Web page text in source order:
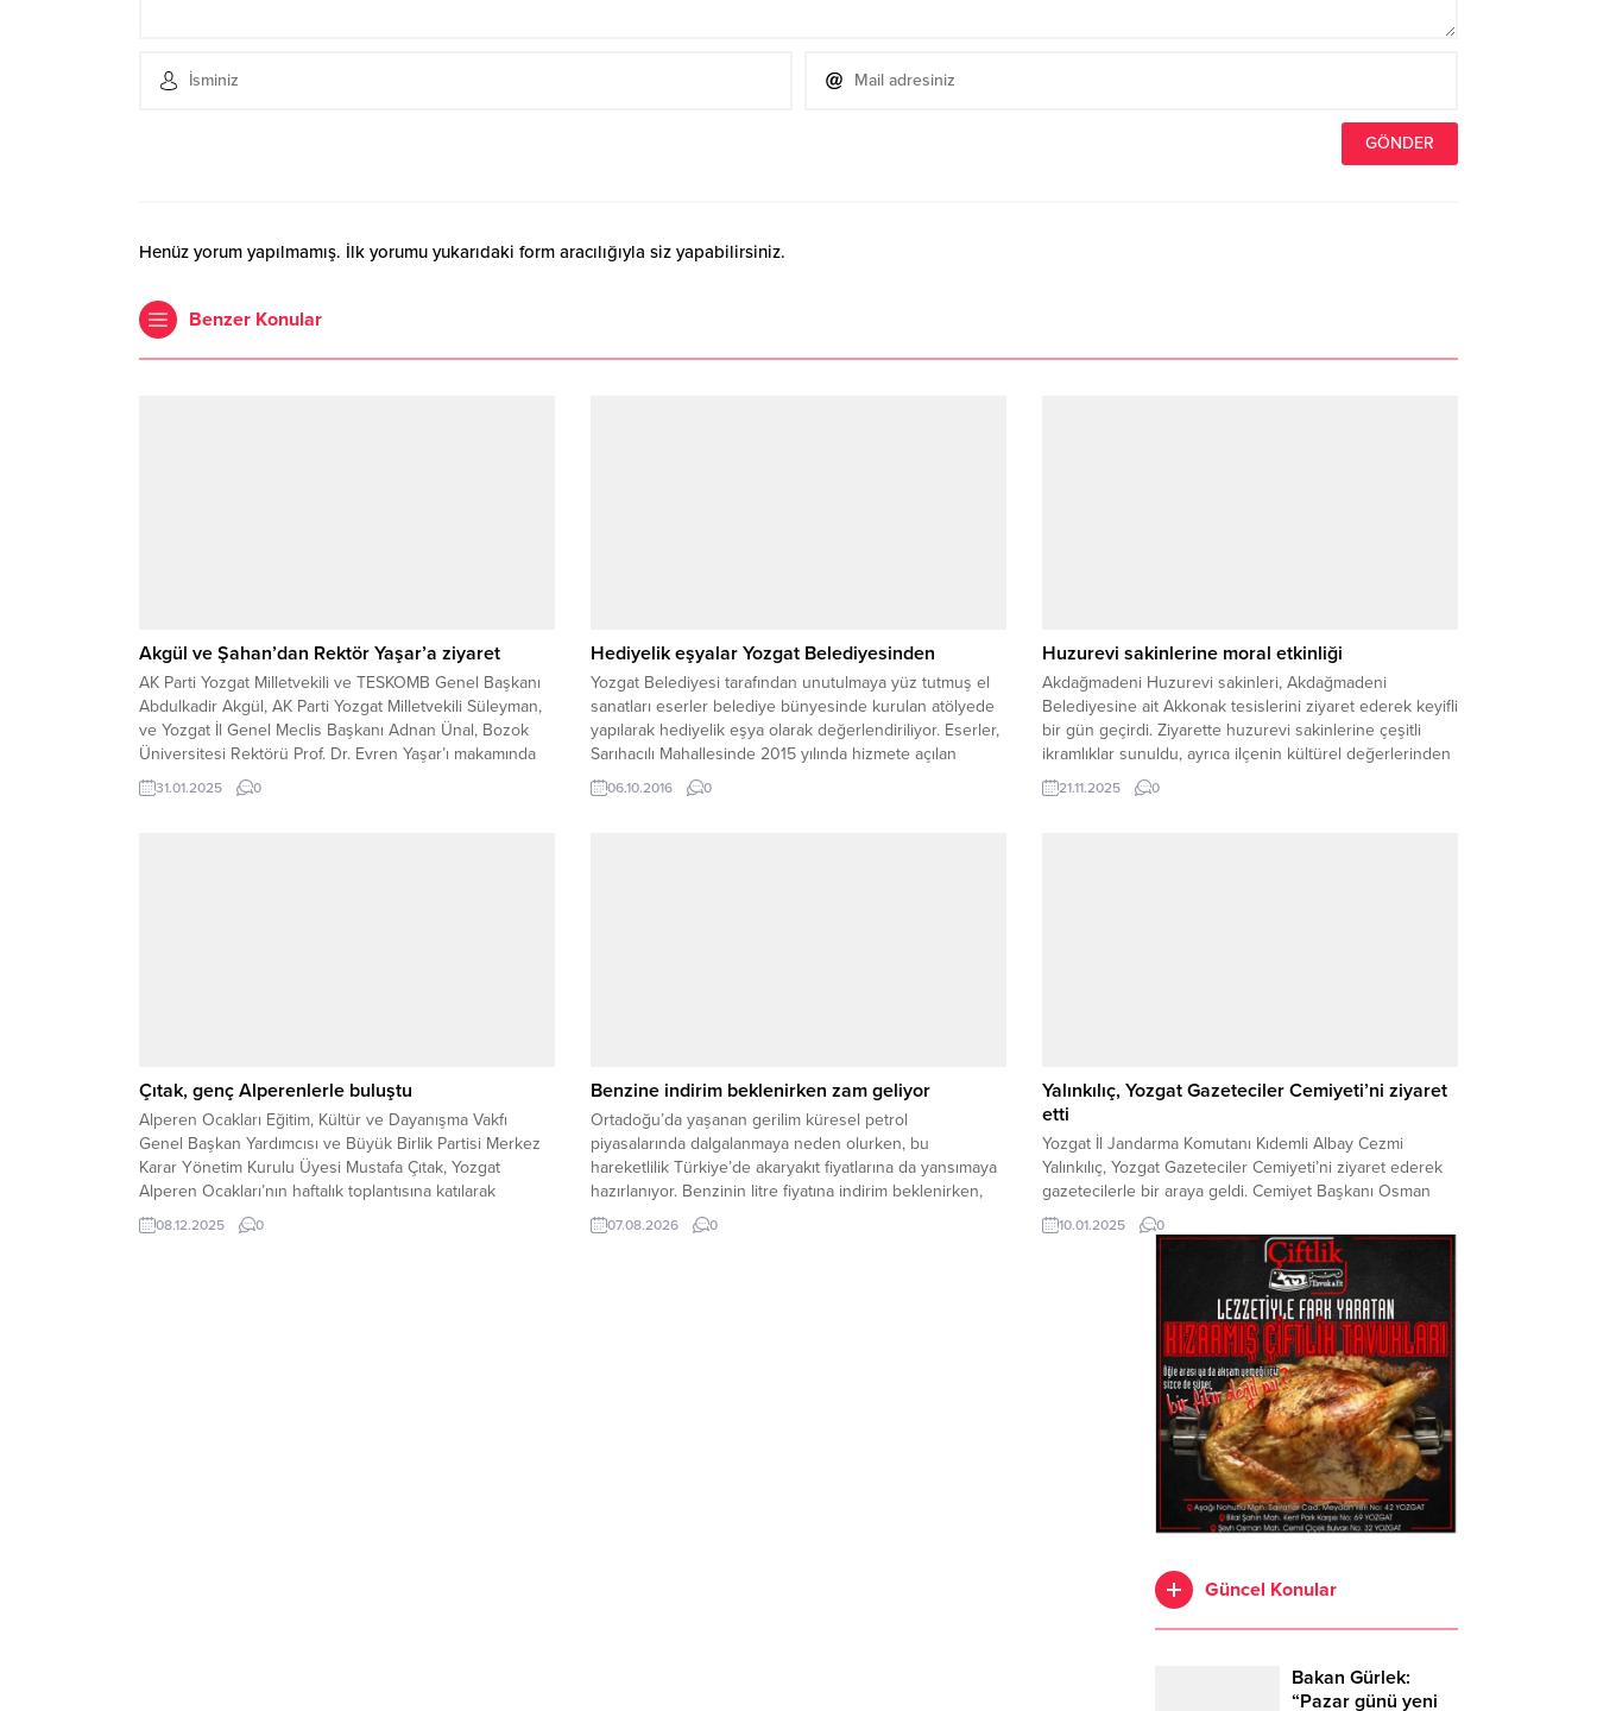
Henüz yorum yapılmamış. İlk yorumu yukarıdaki form aracılığıyla siz yapabilirsiniz.
Benzer Konular
Akgül ve Şahan’dan Rektör Yaşar’a ziyaret
AK Parti Yozgat Milletvekili ve TESKOMB Genel Başkanı
Abdulkadir Akgül, AK Parti Yozgat Milletvekili Süleyman,
ve Yozgat İl Genel Meclis Başkanı Adnan Ünal, Bozok
Üniversitesi Rektörü Prof. Dr. Evren Yaşar’ı makamında
ziyaret etti. Ziyarette; Yozgat’ın eğitim alanındaki
gelişmeleri ve üniversitenin geleceği hakkında görüş
31.01.2025 0
Hediyelik eşyalar Yozgat Belediyesinden
Yozgat Belediyesi tarafından unutulmaya yüz tutmuş el
sanatları eserler belediye bünyesinde kurulan atölyede
yapılarak hediyelik eşya olarak değerlendiriliyor. Eserler,
Sarıhacılı Mahallesinde 2015 yılında hizmete açılan
Yöresel Ürünler Hediyelik Eşya ve Kahvaltı salonunda
sergilenerek satışa sunuluyor. Belediye Başkan
06.10.2016 0
Huzurevi sakinlerine moral etkinliği
Akdağmadeni Huzurevi sakinleri, Akdağmadeni
Belediyesine ait Akkonak tesislerini ziyaret ederek keyifli
bir gün geçirdi. Ziyarette huzurevi sakinlerine çeşitli
ikramlıklar sunuldu, ayrıca ilçenin kültürel değerlerinden
biri olan meşhur Akdağmadeni salebi de misafirlere
ikram edildi. Tarihi dokusuyla ilçenin önemli değerleri
21.11.2025 0
Çıtak, genç Alperenlerle buluştu
Alperen Ocakları Eğitim, Kültür ve Dayanışma Vakfı
Genel Başkan Yardımcısı ve Büyük Birlik Partisi Merkez
Karar Yönetim Kurulu Üyesi Mustafa Çıtak, Yozgat
Alperen Ocakları’nın haftalık toplantısına katılarak
gençlerle bir araya geldi. Toplantıya; Alperen Ocakları
Yozgat İl Başkanı Musa Seyda Şahin ve genç alperenler
08.12.2025 0
Benzine indirim beklenirken zam geliyor
Ortadoğu’da yaşanan gerilim küresel petrol
piyasalarında dalgalanmaya neden olurken, bu
hareketlilik Türkiye’de akaryakıt fiyatlarına da yansımaya
hazırlanıyor. Benzinin litre fiyatına indirim beklenirken,
fiyatlarda artış yapılması öngörülüyor. İran’ın Keşm
Adası’na yönelik saldırı iddialarının ardından bölgede
07.08.2026 0
Yalınkılıç, Yozgat Gazeteciler Cemiyeti’ni ziyaret
etti
Yozgat İl Jandarma Komutanı Kıdemli Albay Cezmi
Yalınkılıç, Yozgat Gazeteciler Cemiyeti’ni ziyaret ederek
gazetecilerle bir araya geldi. Cemiyet Başkanı Osman
Hakan Kiracı’nın il dışında olması nedeniyle Başkan Vekili
Ömer Ertuğrul ve Yozgat basınının önde gelen
isimleriyle buluşan Albay Yalınkılıç, samimi bir ortamda
gerçekleşen toplantıda gazetecilerin toplumdaki önemli
rolüne değindi. Ziyarette,...
10.01.2025 0
Güncel Konular
Bakan Gürlek:
“Pazar günü yeni